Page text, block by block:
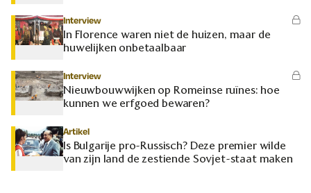
Interview
In Florence waren niet de huizen, maar de
huwelijken onbetaalbaar
Interview
Nieuwbouwwijken op Romeinse ruïnes: hoe
kunnen we erfgoed bewaren?
Artikel
Is Bulgarije pro-Russisch? Deze premier wilde
van zijn land de zestiende Sovjet-staat maken